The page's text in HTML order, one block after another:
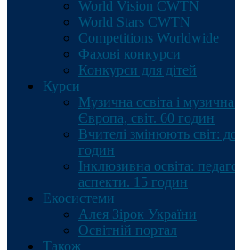
World Vision CWTN
World Stars CWTN
Competitions Worldwide
Фахові конкурси
Конкурси для дітей
Курси
Музична освіта і музична
Європа, світ. 60 годин
Вчителі змінюють світ:
годин
Інклюзивна освіта:
аспекти. 15 годин
Екосистеми
Алея Зірок України
Освітній портал
Також